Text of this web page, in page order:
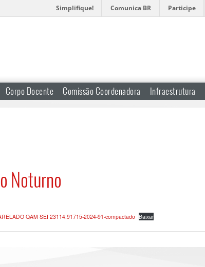
Simplifique! Comunica BR Participe
Corpo Docente Comissão Coordenadora Infraestrutura
Noturno
QAM SEI 23114.91715-2024-91-compactado Baixar